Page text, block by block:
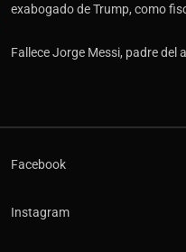
exabogado de Trump, como
Fallece Jorge Messi, padre del
Facebook
Instagram